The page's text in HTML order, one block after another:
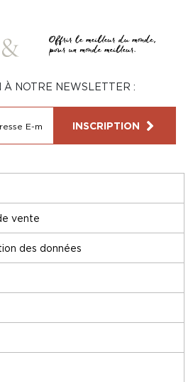
vente
des données
À NOTRE NEWSLETTER :
INSCRIPTION